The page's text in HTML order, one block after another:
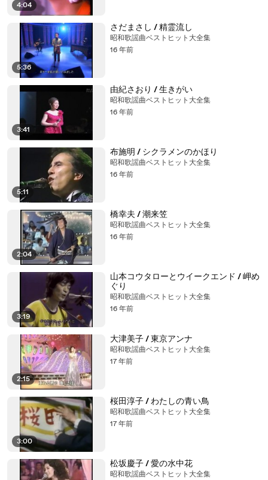
4:04
5:36
さだまさし / 精霊流し
昭和歌謡曲ベストヒット大全集
16 年前
3:41
由紀さおり / 生きがい
昭和歌謡曲ベストヒット大全集
16 年前
5:11
布施明 / シクラメンのかほり
昭和歌謡曲ベストヒット大全集
16 年前
2:04
橋幸夫 / 潮来笠
昭和歌謡曲ベストヒット大全集
16 年前
3:19
山本コウタローとウイークエンド / 岬め
ぐり
昭和歌謡曲ベストヒット大全集
16 年前
2:15
大津美子 / 東京アンナ
昭和歌謡曲ベストヒット大全集
17 年前
3:00
桜田淳子 / わたしの青い鳥
昭和歌謡曲ベストヒット大全集
17 年前
松坂慶子 / 愛の水中花
昭和歌謡曲ベストヒット大全集